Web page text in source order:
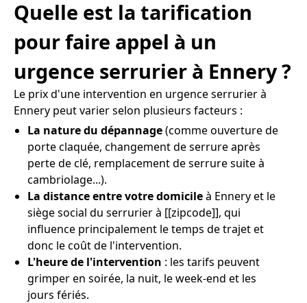
Quelle est la tarification
pour faire appel à un
urgence serrurier à Ennery ?
Le prix d'une intervention en urgence serrurier à
Ennery peut varier selon plusieurs facteurs :
La nature du dépannage(comme ouverture de
porte claquée, changement de serrure après
perte de clé, remplacement de serrure suite à
cambriolage...).
La distance entre votre domicileà Ennery et le
siège social du serrurier à [[zipcode]], qui
influence principalement le temps de trajet et
donc le coût de l'intervention.
L'heure de l'intervention : les tarifs peuvent
grimper en soirée, la nuit, le week-end et les
jours fériés.